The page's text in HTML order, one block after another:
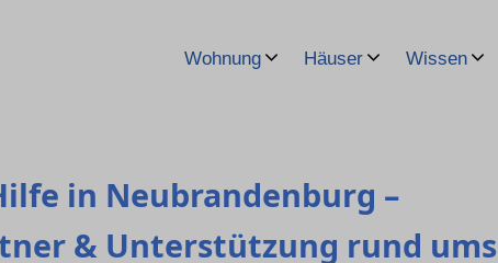
Wohnung Häuser Wissen
in Neubrandenburg –
& Unterstützung rund ums